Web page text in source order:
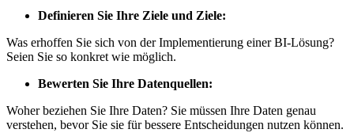
Definieren Sie Ihre Ziele und Ziele:
Was erhoffen Sie sich von der Implementierung einer BI-Lösung?
Seien Sie so konkret wie möglich.
Bewerten Sie Ihre Datenquellen:
Woher beziehen Sie Ihre Daten? Sie müssen Ihre Daten genau
verstehen, bevor Sie sie für bessere Entscheidungen nutzen können.